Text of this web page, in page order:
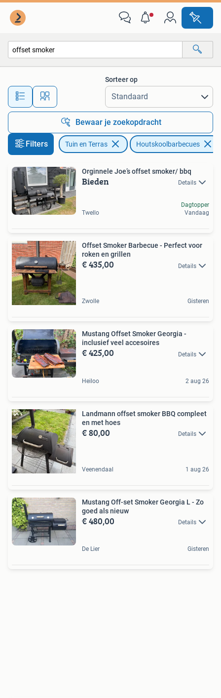
Alle afstanden…
Sorteer op
Bewaar je zoekopdracht
Filters Tuin en Terras Houtskoolbarbecues
Orginnele Joe’s offset smoker/ bbq
Bieden Details
Twello
Dagtopper
Vandaag
Offset Smoker Barbecue - Perfect voor
roken en grillen
€ 435,00 Details
Zwolle Gisteren
Mustang Offset Smoker Georgia -
inclusief veel accesoires
€ 425,00 Details
Heiloo 2 aug 26
Landmann offset smoker BBQ compleet
en met hoes
€ 80,00 Details
Veenendaal 1 aug 26
Mustang Off-set Smoker Georgia L - Zo
goed als nieuw
€ 480,00 Details
De Lier Gisteren